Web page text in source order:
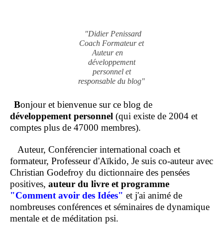
"Didier Penissard
Coach Formateur et
Auteur en
développement
personnel et
responsable du blog"
Bonjour et bienvenue sur ce blog de
développement personnel (qui existe de 2004 et
comptes plus de 47000 membres).
Auteur, Conférencier international coach et
formateur, Professeur d'Aïkido, Je suis co-auteur avec
Christian Godefroy du dictionnaire des pensées
positives, auteur du livre et programme
"Comment avoir des Idées" et j'ai animé de
nombreuses conférences et séminaires de dynamique
mentale et de méditation psi.